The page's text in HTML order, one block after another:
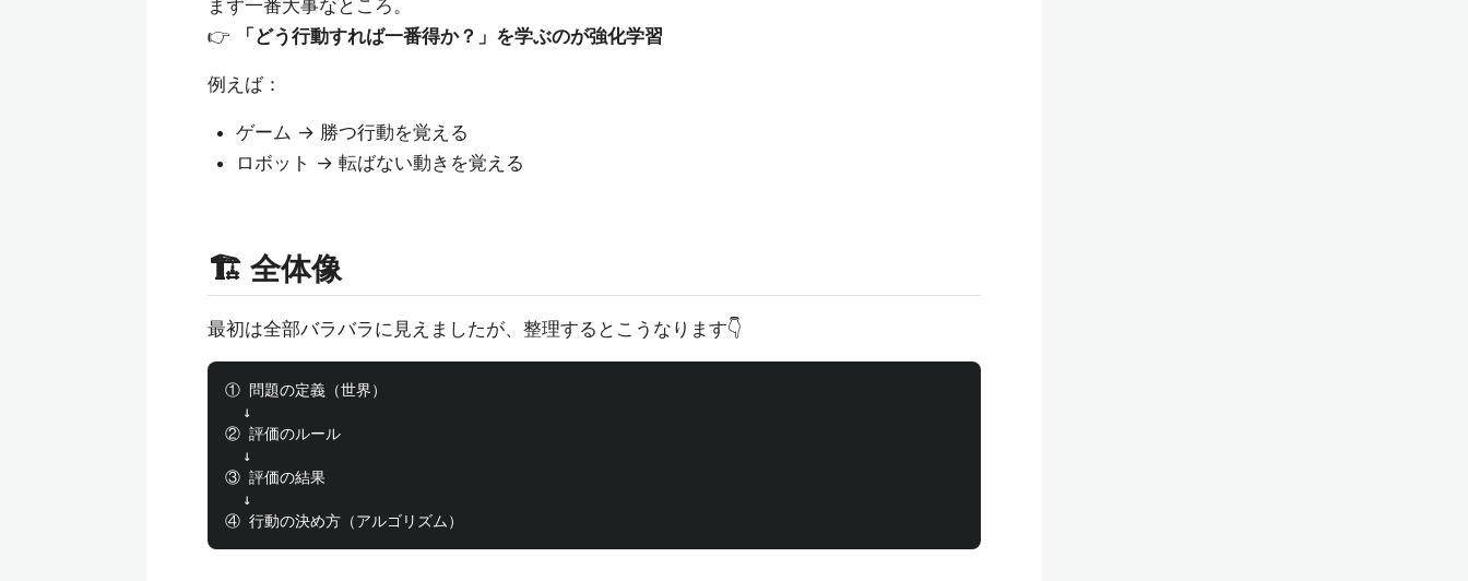
まず一番大事なところ。
👉
「どう行動すれば一番得か？」を学ぶのが強化学習
例えば：
ゲーム → 勝つ行動を覚える
ロボット → 転ばない動きを覚える
🏗 全体像
最初は全部バラバラに見えましたが、整理するとこうなります👇
① 問題の定義（世界）
  ↓
② 評価のルール
  ↓
③ 評価の結果
  ↓